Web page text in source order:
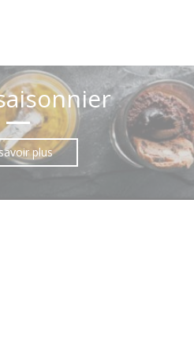
plus